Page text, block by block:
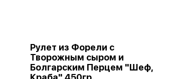
Рулет из Форели с
Творожным сыром и
Болгарским Перцем "Шеф,